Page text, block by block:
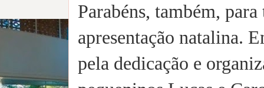
Parabéns, também,
apresentação natalina.
pela dedicação e